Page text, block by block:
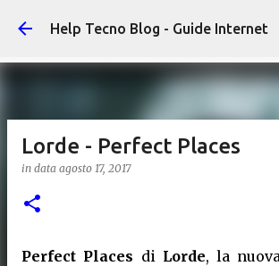
Passa ai contenuti
Help Tecno Blog - Guide Internet
Lorde - Perfect Places
in data agosto 17, 2017
Perfect Places di Lorde, la